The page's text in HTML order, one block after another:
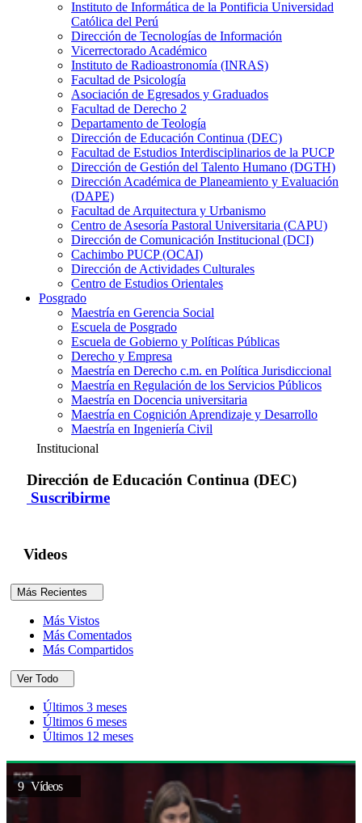
Instituto de Informática de la Pontificia Universidad
Católica del Perú
Dirección de Tecnologías de Información
Vicerrectorado Académico
Instituto de Radioastronomía (INRAS)
Facultad de Psicología
Asociación de Egresados y Graduados
Facultad de Derecho 2
Departamento de Teología
Dirección de Educación Continua (DEC)
Facultad de Estudios Interdisciplinarios de la PUCP
Dirección de Gestión del Talento Humano (DGTH)
Dirección Académica de Planeamiento y Evaluación
(DAPE)
Facultad de Arquitectura y Urbanismo
Centro de Asesoría Pastoral Universitaria (CAPU)
Dirección de Comunicación Institucional (DCI)
Cachimbo PUCP (OCAI)
Dirección de Actividades Culturales
Centro de Estudios Orientales
Posgrado
Maestría en Gerencia Social
Escuela de Posgrado
Escuela de Gobierno y Políticas Públicas
Derecho y Empresa
Maestría en Derecho c.m. en Política Jurisdiccional
Maestría en Regulación de los Servicios Públicos
Maestría en Docencia universitaria
Maestría en Cognición Aprendizaje y Desarrollo
Maestría en Ingeniería Civil
Institucional
Dirección de Educación Continua (DEC)
Suscribirme
Videos
Más Recientes
Más Vistos
Más Comentados
Más Compartidos
Ver Todo
Últimos 3 meses
Últimos 6 meses
Últimos 12 meses
9 Vídeos